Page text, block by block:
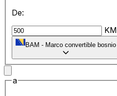
De:
KM
BAM - Marco convertible bosnio
a